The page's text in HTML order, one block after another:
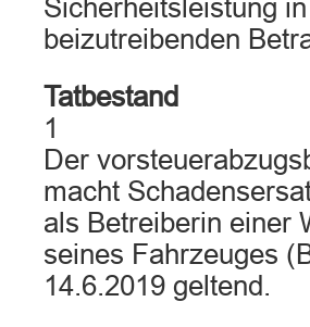
Sicherheitsleistung
beizutreibenden
Tatbestand
1
Der
macht
als Betreiberin einer
seines Fahrzeuges
14.6.2019 geltend.